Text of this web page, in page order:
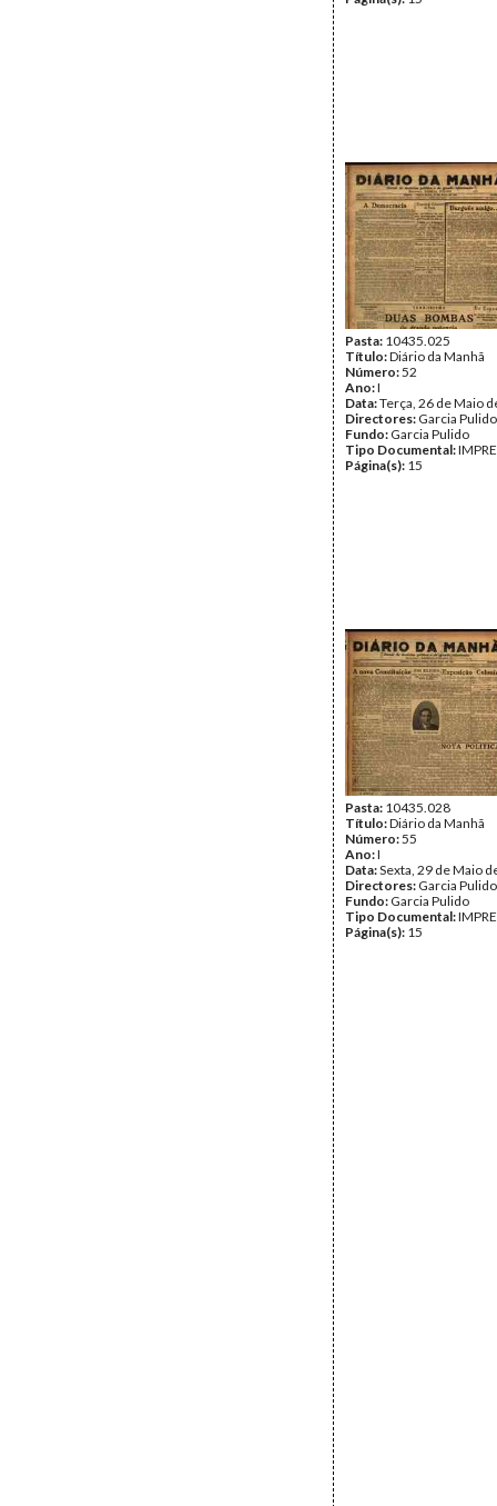
Pasta: 10435.025
Título:Diário da Manhã
Número:52
Ano:I
Data:Terça, 26 de Maio
Directores: Garcia Pulido
Fundo: Garcia Pulido
Tipo Documental:
Página(s): 15
Pasta: 10435.028
Título:Diário da Manhã
Número:55
Ano:I
Data:Sexta, 29 de Maio
Directores: Garcia Pulido
Fundo: Garcia Pulido
Tipo Documental:
Página(s): 15